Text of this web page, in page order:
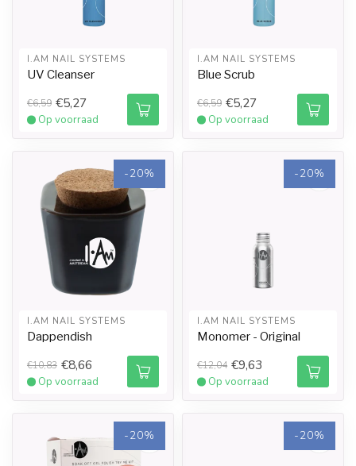
I.AM NAIL SYSTEMS
UV Cleanser
€6,59 €5,27
Op voorraad
I.AM NAIL SYSTEMS
Blue Scrub
€6,59 €5,27
Op voorraad
-20%
I.AM NAIL SYSTEMS
Dappendish
€10,83 €8,66
Op voorraad
-20%
I.AM NAIL SYSTEMS
Monomer - Original
€12,04 €9,63
Op voorraad
-20% -20%